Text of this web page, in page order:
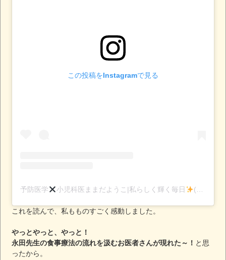
この投稿をInstagramで見る
予防医学 小児科医ままだようこ|私らしく輝く毎日 (@yokomamada)がシェアした投稿
これを読んで、私もものすごく感動しました。
やっとやっと、やっと！
永田先生の食事療法の流れを汲むお医者さんが現れた～！ と思
ったから。